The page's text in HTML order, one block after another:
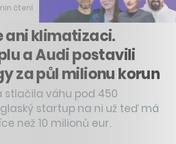
čtení
ani klimatizaci.
a Audi postavili
za půl milionu korun
stlačila váhu pod 450
startup na ni už teď má
než 10 milionů eur.